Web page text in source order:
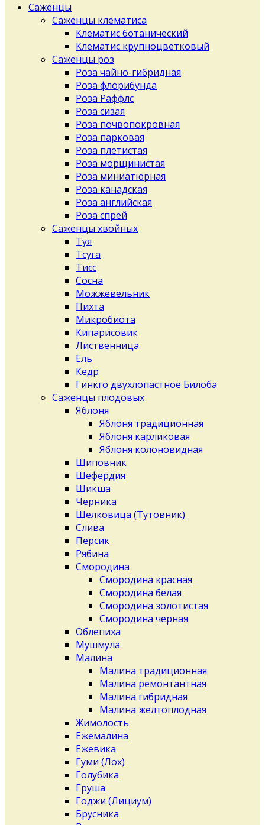
Саженцы
Саженцы клематиса
Клематис ботанический
Клематис крупноцветковый
Саженцы роз
Роза чайно-гибридная
Роза флорибунда
Роза Раффлс
Роза сизая
Роза почвопокровная
Роза парковая
Роза плетистая
Роза морщинистая
Роза миниатюрная
Роза канадская
Роза английская
Роза спрей
Саженцы хвойных
Туя
Тсуга
Тисс
Сосна
Можжевельник
Пихта
Микробиота
Кипарисовик
Лиственница
Ель
Кедр
Гинкго двухлопастное Билоба
Саженцы плодовых
Яблоня
Яблоня традиционная
Яблоня карликовая
Яблоня колоновидная
Шиповник
Шефердия
Шикша
Черника
Шелковица (Тутовник)
Слива
Персик
Рябина
Смородина
Смородина красная
Смородина белая
Смородина золотистая
Смородина черная
Облепиха
Мушмула
Малина
Малина традиционная
Малина ремонтантная
Малина гибридная
Малина желтоплодная
Жимолость
Ежемалина
Ежевика
Гуми (Лох)
Голубика
Груша
Годжи (Лициум)
Брусника